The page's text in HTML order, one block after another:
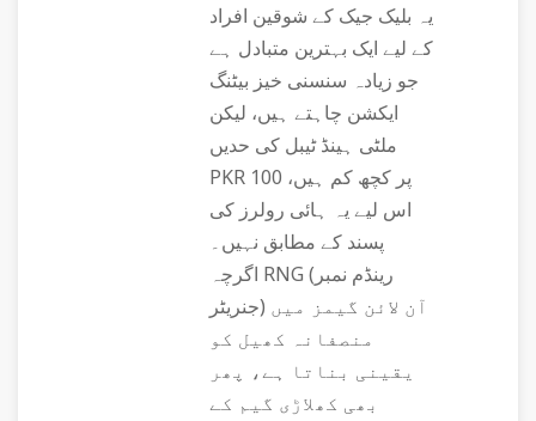
یہ بلیک جیک کے شوقین افراد
کے لیے ایک بہترین متبادل ہے
جو زیادہ سنسنی خیز بیٹنگ
ایکشن چاہتے ہیں، لیکن
ملٹی ہینڈ ٹیبل کی حدیں
PKR 100 پر کچھ کم ہیں،
اس لیے یہ ہائی رولرز کی
پسند کے مطابق نہیں۔
اگرچہ RNG (رینڈم نمبر
جنریٹر) آن لائن گیمز میں
منصفانہ کھیل کو
یقینی بناتا ہے، پھر
بھی کھلاڑی گیم کے